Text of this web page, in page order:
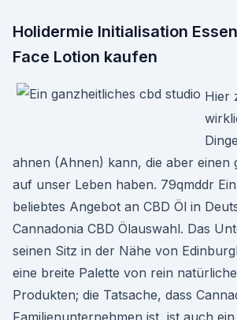
Holidermie Initialisation
Face Lotion kaufen
Hier
ahnen (Ahnen) kann, die aber einen
auf unser Leben haben. 79qmddr
beliebtes Angebot an CBD Öl in
Cannadonia CBD Ölauswahl. Das
seinen Sitz in der Nähe von
eine breite Palette von rein
Produkten; die Tatsache, dass
Familienunternehmen ist, ist auch